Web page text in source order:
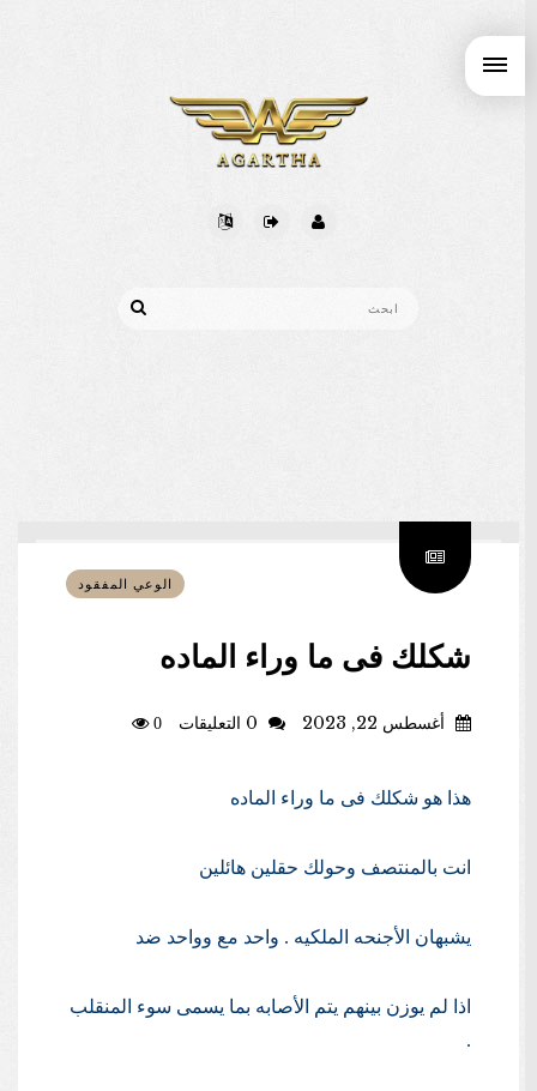
الوعي المفقود
شكلك فى ما وراء الماده
أغسطس 22, 2023 0 التعليقات 0
هذا هو شكلك فى ما وراء الماده
انت بالمنتصف وحولك حقلين هائلين
يشبهان الأجنحه الملكيه . واحد مع وواحد ضد
اذا لم يوزن بينهم يتم الأصابه بما يسمى سوء المنقلب